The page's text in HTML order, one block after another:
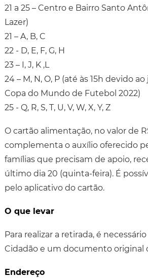
21 a 25 – Centro e Bairro Santo
Lazer)
21 – A, B, C
22 - D, E, F, G, H
23 – I, J, K ,L
24 – M, N, O, P (até às 15h devido
Copa do Mundo de Futebol 2022)
25 - Q, R, S, T, U, V, W, X, Y, Z
O cartão alimentação, no valor de
complementa o auxílio oferecido
famílias que precisam de apoio,
último dia 20 (quinta-feira). É
pelo aplicativo do cartão.
O que levar
Para realizar a retirada, é
Cidadão e um documento original
Endereço